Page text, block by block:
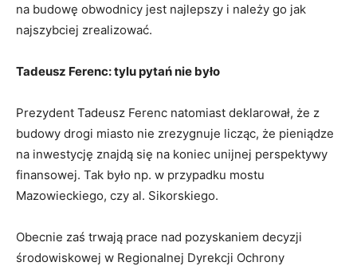
na budowę obwodnicy jest najlepszy i należy go jak
najszybciej zrealizować.
Tadeusz Ferenc: tylu pytań nie było
Prezydent Tadeusz Ferenc natomiast deklarował, że z
budowy drogi miasto nie zrezygnuje licząc, że pieniądze
na inwestycję znajdą się na koniec unijnej perspektywy
finansowej. Tak było np. w przypadku mostu
Mazowieckiego, czy al. Sikorskiego.
Obecnie zaś trwają prace nad pozyskaniem decyzji
środowiskowej w Regionalnej Dyrekcji Ochrony